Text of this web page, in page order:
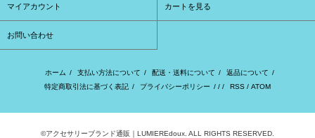
マイアカウント カートを見る
お問い合わせ
ホーム / 支払い方法について / 配送・送料について / 返品について /
特定商取引法に基づく表記 / プライバシーポリシー / / / RSS / ATOM
©アクセサリーブランド通販｜LUMIEREdoux. ALL RIGHTS RESERVED.